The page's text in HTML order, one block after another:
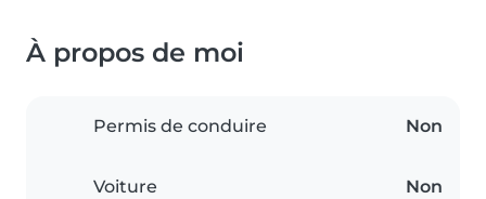
À propos de moi
Permis de conduire Non
Voiture Non